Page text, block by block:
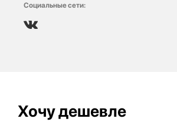
Социальные сети:
Хочу дешевле